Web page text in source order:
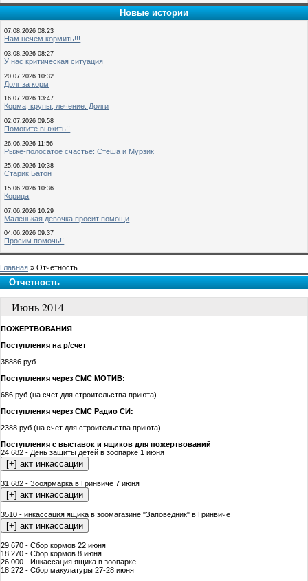
Новые истории
07.08.2026 08:23
Нам нечем кормить!!!
03.08.2026 08:27
У нас критическая ситуация
20.07.2026 10:32
Долг за корм
16.07.2026 13:47
Корма, крупы, лечение. Долги
02.07.2026 09:58
Помогите выжить!!
26.06.2026 11:56
Рыже-полосатое счастье: Стеша и Мурзик
25.06.2026 10:38
Старик Батон
15.06.2026 10:36
Корица
07.06.2026 10:29
Маленькая девочка просит помощи
04.06.2026 09:37
Просим помочь!!
Главная » Отчетность
Отчетность
Июнь 2014
ПОЖЕРТВОВАНИЯ
Поступления на р/счет
38886 руб
Поступления через СМС МОТИВ:
686 руб (на счет для строительства приюта)
Поступления через СМС Радио СИ:
2388 руб (на счет для строительства приюта)
Поступления с выставок и ящиков для пожертвований
24 682 - День защиты детей в зоопарке 1 июня
31 682 - Зооярмарка в Гринвиче 7 июня
3510 - инкассация ящика в зоомагазине "Заповедник" в Гринвиче
29 670 - Сбор кормов 22 июня
18 270 - Сбор кормов 8 июня
26 000 - Инкассация ящика в зоопарке
18 272 - Сбор макулатуры 27-28 июня